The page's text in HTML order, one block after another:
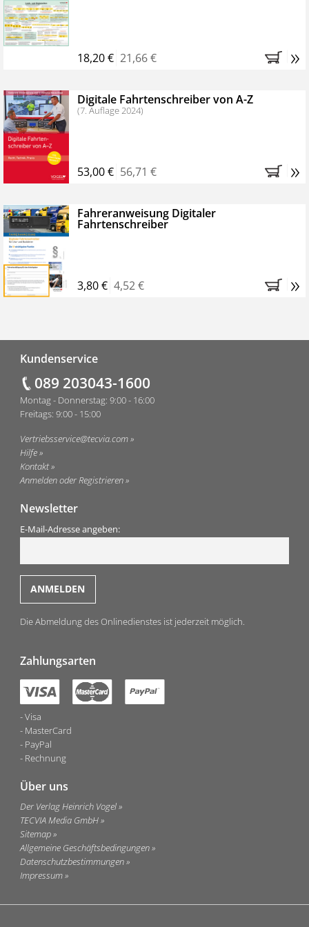
Bestellen Sie jetzt das VerkehrsRundschau Profipaket im
Kennenlern-Abo für zwei Monate (inkl. der derzeitig
Monaten brauchen Sie nichts weiter tun, das
Abonnement endet automatisch, es entstehen keine
weiteren Verpflichtungen.
18,20 € 21,66 € »
Digitale Fahrtenschreiber von A-Z
(7. Auflage 2024)
53,00 € 56,71 € »
Fahreranweisung Digitaler
Fahrtenschreiber
3,80 € 4,52 € »
Kundenservice
089 203043-1600
Montag - Donnerstag: 9:00 - 16:00
Freitags: 9:00 - 15:00
Vertriebsservice@tecvia.com
Hilfe
Kontakt
Anmelden oder Registrieren
Newsletter
E-Mail-Adresse angeben:
Die Abmeldung des Onlinedienstes ist jederzeit möglich.
Zahlungsarten
Visa
MasterCard
PayPal
Rechnung
Über uns
Der Verlag Heinrich Vogel
TECVIA Media GmbH
Sitemap
Allgemeine Geschäftsbedingungen
Datenschutzbestimmungen
Impressum